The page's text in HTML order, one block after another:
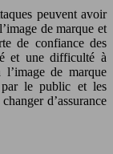
de marque et
de confiance des
et une difficulté à
de marque
par le public et les
d’assurance